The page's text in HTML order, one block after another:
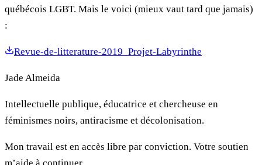
québécois LGBT. Mais le voici (mieux vaut tard que jamais)
:
Revue-de-litterature-2019_Projet-Labyrinthe
Jade Almeida
Intellectuelle publique, éducatrice et chercheuse en
féminismes noirs, antiracisme et décolonisation.
Mon travail est en accès libre par conviction. Votre soutien